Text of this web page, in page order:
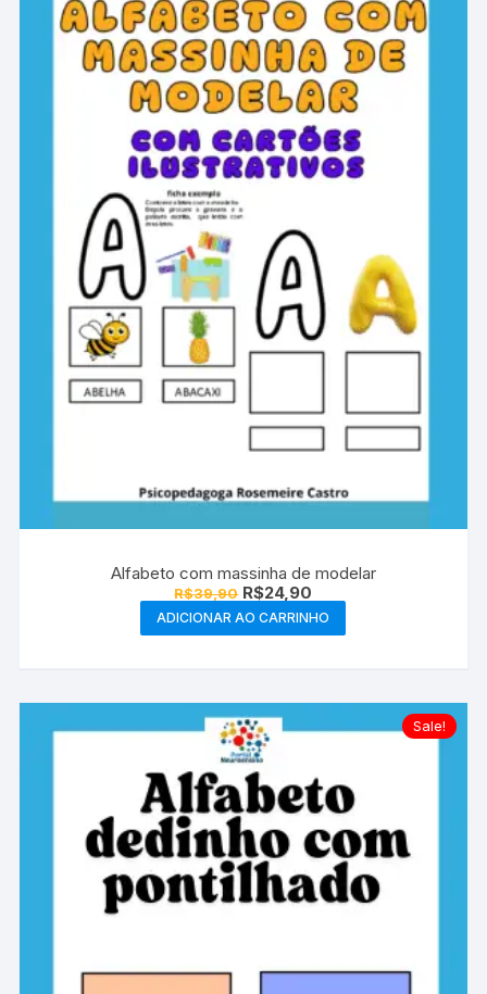
Alfabeto com massinha de modelar
R$39,90 O
preço
original
era:
R$24,90
preço
atual
é:
ADICIONAR AO CARRINHO
Sale!